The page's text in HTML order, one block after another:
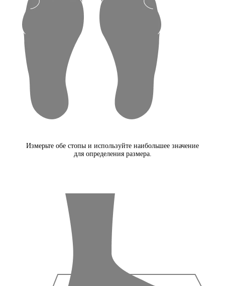
Измерьте обе стопы и используйте наибольшее значение
для определения размера.